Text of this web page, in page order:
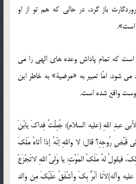
باز گرد، در حالى كه هم تو از او
است».
است كه تمام پاداش وعده هاى الهى را مى
شود. امّا تعبیر به «مرضیة» به خاطر این
واقع شده است.
عبدِ اللهِ (علیه السلام): جُعِلْتُ فِداكَ یابْنَ
قَبْضِ رُوحِهِ؟ قال: لا واللهِ إنّهُ إذا أتاهُ مَلَكَ
فیقولُ لهُ مَلَكُ المَوْتِ: یا وَلِىَّ اللهِ لاتَجْزَعْ
وآله)لاَنا أبَرُّ بِكَ وأشْفَقُ عَلَیْكَ مِن والد